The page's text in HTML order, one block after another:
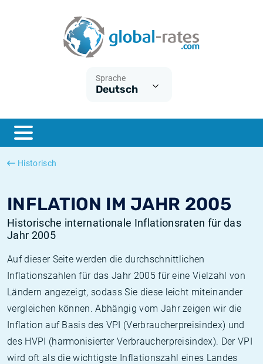
Sprache
Deutsch
Historisch
INFLATION IM JAHR 2005
Historische internationale Inflationsraten für das
Jahr 2005
Auf dieser Seite werden die durchschnittlichen
Inflationszahlen für das Jahr 2005 für eine Vielzahl von
Ländern angezeigt, sodass Sie diese leicht miteinander
vergleichen können. Abhängig vom Jahr zeigen wir die
Inflation auf Basis des VPI (Verbraucherpreisindex) und
des HVPI (harmonisierter Verbraucherpreisindex). Der VPI
wird oft als die wichtigste Inflationszahl eines Landes
ESTER
SONIA
Was ist die VPI-Inflation?
Was ist die HVPI-Inflation?
Deutsche inflation
Europäische inflation
Historische Euribor-Sätze
Historische ESTER-Sätze
Historische SOFR-Sätze
Historische SONIA-Sätze
Inflationsrechner